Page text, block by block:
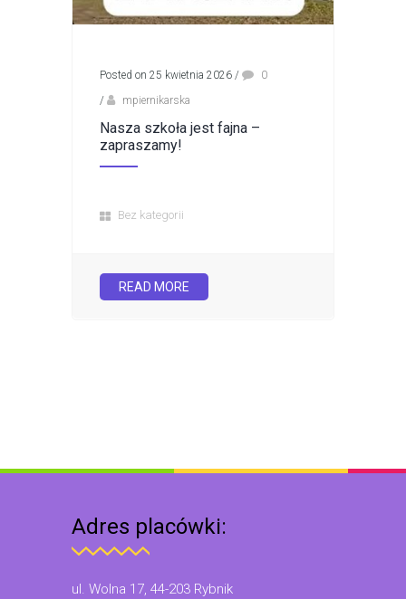
Posted on 25 kwietnia 2026 /
0
/
mpiernikarska
Nasza szkoła jest fajna –
zapraszamy!
Bez kategorii
READ MORE
Adres placówki:
ul. Wolna 17, 44-203 Rybnik